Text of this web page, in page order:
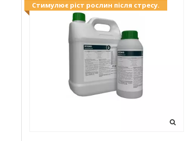
Стимулює ріст рослин після стресу.